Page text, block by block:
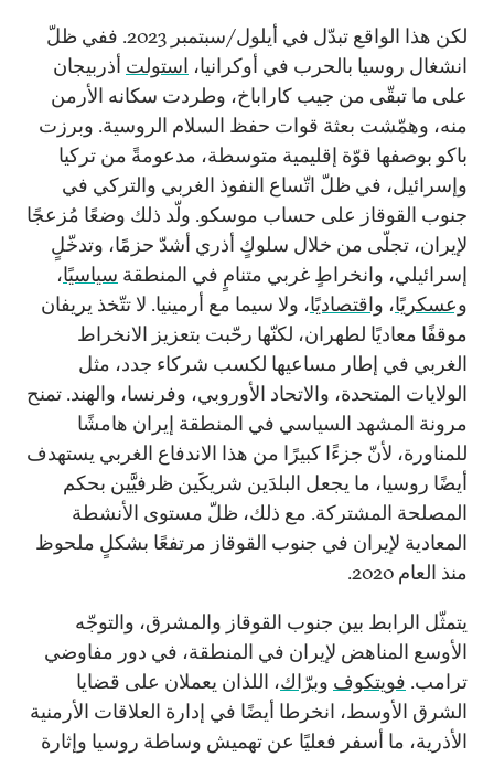
لكن هذا الواقع تبدّل في أيلول/سبتمبر 2023. ففي ظلّ
انشغال روسيا بالحرب في أوكرانيا، استولت أذربيجان
على ما تبقّى من جيب كاراباخ، وطردت سكانه الأرمن
منه، وهمّشت بعثة قوات حفظ السلام الروسية. وبرزت
باكو بوصفها قوّة إقليمية متوسطة، مدعومةً من تركيا
وإسرائيل، في ظلّ اتّساع النفوذ الغربي والتركي في
جنوب القوقاز على حساب موسكو. ولّد ذلك وضعًا مُزعجًا
لإيران، تجلّى من خلال سلوكٍ أذري أشدّ حزمًا، وتدخّلٍ
إسرائيلي، وانخراطٍ غربي متنامٍ في المنطقة سياسيًا،
وعسكريًا، واقتصاديًا، ولا سيما مع أرمينيا. لا تتّخذ يريفان
موقفًا معاديًا لطهران، لكنّها رحّبت بتعزيز الانخراط
الغربي في إطار مساعيها لكسب شركاء جدد، مثل
الولايات المتحدة، والاتحاد الأوروبي، وفرنسا، والهند. تمنح
مرونة المشهد السياسي في المنطقة إيران هامشًا
للمناورة، لأنّ جزءًا كبيرًا من هذا الاندفاع الغربي يستهدف
أيضًا روسيا، ما يجعل البلدَين شريكَين ظرفيَّين بحكم
المصلحة المشتركة. مع ذلك، ظلّ مستوى الأنشطة
المعادية لإيران في جنوب القوقاز مرتفعًا بشكلٍ ملحوظ
منذ العام 2020.
يتمثّل الرابط بين جنوب القوقاز والمشرق، والتوجّه
الأوسع المناهض لإيران في المنطقة، في دور مفاوضي
ترامب. فويتكوف وبرّاك، اللذان يعملان على قضايا
الشرق الأوسط، انخرطا أيضًا في إدارة العلاقات الأرمنية
الأذرية، ما أسفر فعليًا عن تهميش وساطة روسيا وإثارة